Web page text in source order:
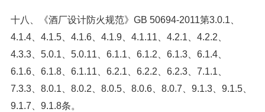
十八、《酒厂设计防火规范》GB 50694-2011第3.0.1、
4.1.4、4.1.5、4.1.6、4.1.9、4.1.11、4.2.1、4.2.2、
4.3.3、5.0.1、5.0.11、6.1.1、6.1.2、6.1.3、6.1.4、
6.1.6、6.1.8、6.1.11、6.2.1、6.2.2、6.2.3、7.1.1、
7.3.3、8.0.1、8.0.2、8.0.5、8.0.6、8.0.7、9.1.3、9.1.5、
9.1.7、9.1.8条。